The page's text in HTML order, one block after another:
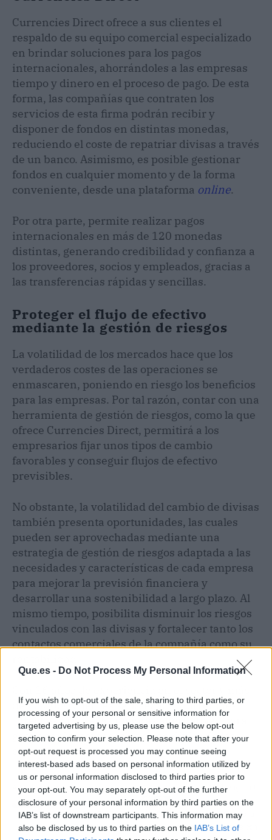
Que.es - Do Not Process My Personal Information
If you wish to opt-out of the sale, sharing to third parties, or
processing of your personal or sensitive information for
targeted advertising by us, please use the below opt-out
section to confirm your selection. Please note that after your
opt-out request is processed you may continue seeing
interest-based ads based on personal information utilized by
us or personal information disclosed to third parties prior to
your opt-out. You may separately opt-out of the further
disclosure of your personal information by third parties on the
IAB’s list of downstream participants. This information may
also be disclosed by us to third parties on the IAB’s List of
Currencies Direct ofrece a sus clientes el
respaldo de su equipo comercial especializado
en brindar soluciones para los pagos
internacionales, ahorrándoles a las empresas
tiempo y dinero en el proceso de pago. De esta
forma, las compañías que contraten los
servicios de esta firma podrán recibir y
disponer de fondos en distintas monedas,
reduciendo el coste de repatriar divisas a través
de un banco. Asimismo, es posible gestionar
fondos en cualquier momento y de la forma
conveniente, desde una plataforma online.
Por otra parte, permite realizar pagos
internacionales en más de 120 monedas
distintas, generando credibilidad y confianza a
los proveedores, socios y empleados, gracias a
las transferencias rápidas y sencillas.
Proteger el flujo de efectivo
mediante la gestión de riesgos
La volatilidad de los mercados hace que los
verdaderos costes de las operaciones se
enmascaren, poniendo en riesgo los beneficios
para las empresas. Por tal razón, contar con una
herramienta de gestión de riesgos, como la que
ofrece Currencies Direct, permitirá a los
empresarios fijar unos tipos de cambio
favorables y conseguir flujos de efectivo
previsibles.
No obstante, la volatilidad del cambio de divisas
también presenta oportunidades, las cuales
pueden ser aprovechadas mediante una
estrategia de gestión de riesgos adaptada a las
necesidades y características de cada empresa
para mejorar la previsión financiera y
desarrollar una sostenibilidad a largo plazo. Al
mismo tiempo, posibilita disminuir los riesgos
vinculados con las divisas y fortalecer tanto los
contactos comerciales de la compañía como su
de 439.000 clientes satisfechos, Currencies
Direct es una de las mejores alternativas para
gestionar las transacciones en divisa de las
empresas.
Artículo anterior
Hotel Treats permite
conseguir Day Pass en
hoteles 5 estrellas
Artículo siguiente
Canvas by Numbers
acerca a sus clientes la
pintura por números con